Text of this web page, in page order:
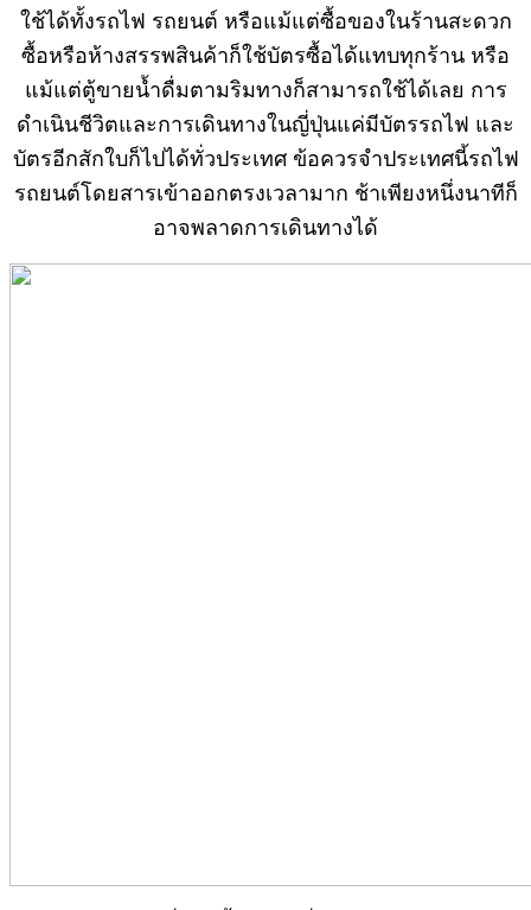
ใช้ได้ทั้งรถไฟ รถยนต์ หรือแม้แต่ซื้อของในร้านสะดวก
ซื้อหรือห้างสรรพสินค้าก็ใช้บัตรซื้อได้แทบทุกร้าน หรือ
แม้แต่ตู้ขายน้ำดื่มตามริมทางก็สามารถใช้ได้เลย การ
ดำเนินชีวิตและการเดินทางในญี่ปุ่นแค่มีบัตรรถไฟ และ
บัตรอีกสักใบก็ไปได้ทั่วประเทศ ข้อควรจำประเทศนี้รถไฟ
รถยนต์โดยสารเข้าออกตรงเวลามาก ช้าเพียงหนึ่งนาทีก็
อาจพลาดการเดินทางได้